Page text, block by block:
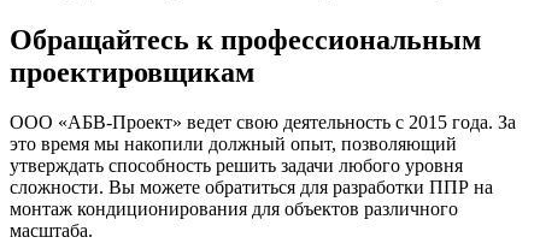
Обращайтесь к профессиональным
проектировщикам
ООО «АБВ-Проект» ведет свою деятельность с 2015 года. За
это время мы накопили должный опыт, позволяющий
утверждать способность решить задачи любого уровня
сложности. Вы можете обратиться для разработки ППР на
монтаж кондиционирования для объектов различного
масштаба.